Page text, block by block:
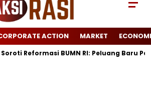
ACTION MARKET
BUMN RI: Peluang Baru Pasca